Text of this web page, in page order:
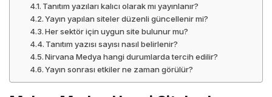
Tanıtım yazıları kalıcı olarak mı yayınlanır?
Yayın yapılan siteler düzenli güncellenir mi?
Her sektör için uygun site bulunur mu?
Tanıtım yazısı sayısı nasıl belirlenir?
Nirvana Medya hangi durumlarda tercih edilir?
Yayın sonrası etkiler ne zaman görülür?